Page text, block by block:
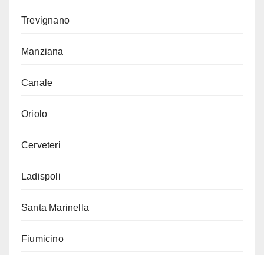
Trevignano
Manziana
Canale
Oriolo
Cerveteri
Ladispoli
Santa Marinella
Fiumicino